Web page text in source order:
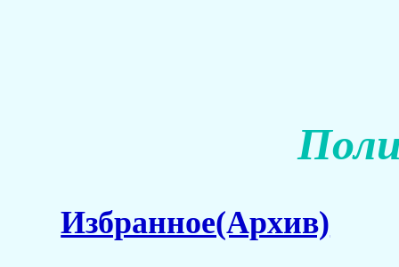
Избранное(Архив)